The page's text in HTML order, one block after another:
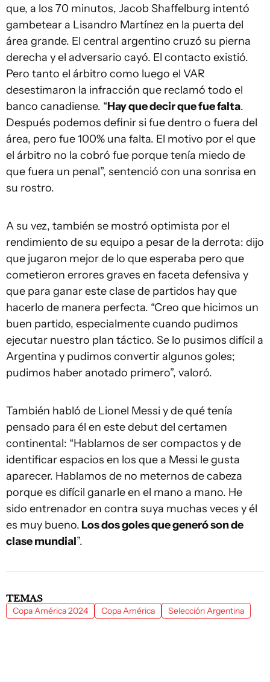
que, a los 70 minutos, Jacob Shaffelburg intentó
gambetear a Lisandro Martínez en la puerta del
área grande. El central argentino cruzó su pierna
derecha y el adversario cayó. El contacto existió.
Pero tanto el árbitro como luego el VAR
desestimaron la infracción que reclamó todo el
banco canadiense. “Hay que decir que fue falta.
Después podemos definir si fue dentro o fuera del
área, pero fue 100% una falta. El motivo por el que
el árbitro no la cobró fue porque tenía miedo de
que fuera un penal”, sentenció con una sonrisa en
su rostro.
A su vez, también se mostró optimista por el
rendimiento de su equipo a pesar de la derrota: dijo
que jugaron mejor de lo que esperaba pero que
cometieron errores graves en faceta defensiva y
que para ganar este clase de partidos hay que
hacerlo de manera perfecta. “Creo que hicimos un
buen partido, especialmente cuando pudimos
ejecutar nuestro plan táctico. Se lo pusimos difícil a
Argentina y pudimos convertir algunos goles;
pudimos haber anotado primero”, valoró.
También habló de Lionel Messi y de qué tenía
pensado para él en este debut del certamen
continental: “Hablamos de ser compactos y de
identificar espacios en los que a Messi le gusta
aparecer. Hablamos de no meternos de cabeza
porque es difícil ganarle en el mano a mano. He
sido entrenador en contra suya muchas veces y él
es muy bueno. Los dos goles que generó son de
clase mundial”.
TEMAS
Copa América 2024 Copa América Selección Argentina